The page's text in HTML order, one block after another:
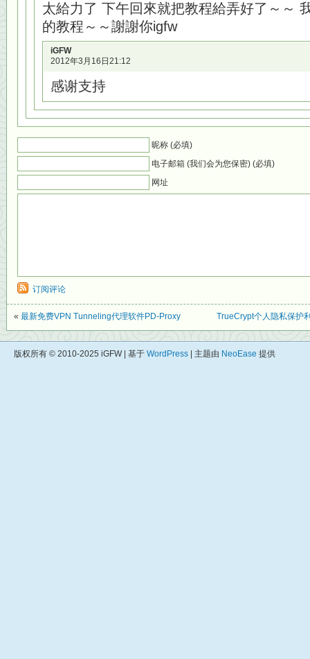
太給力了 下午回來就把教程給弄好了～～
的教程～～謝謝你igfw
iGFW
2012年3月16日21:12
感谢支持
昵称 (必填)
电子邮箱 (我们会为您保密) (必填)
网址
订阅评论
« 最新免费VPN Tunneling代理软件PD-Proxy TrueCrypt个人隐私保护
版权所有 © 2010-2025 iGFW | 基于 WordPress | 主题由 NeoEase 提供